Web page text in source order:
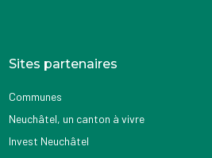
Sites partenaires
Communes
Neuchâtel, un canton à vivre
Invest Neuchâtel